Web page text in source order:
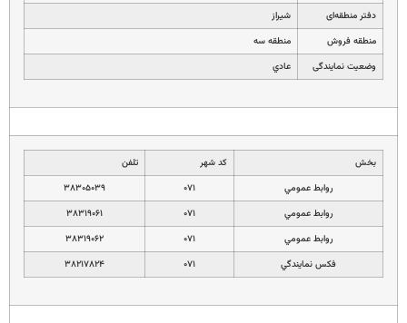
دفتر منطقه‌ای
شيراز
منطقه فروش
منطقه سه
وضعیت نمایندگی
عادي
بخش کد شهر
تلفن
روابط عمومي
۰۷۱
۳۸۳۰۵۰۳۹
روابط عمومي
۰۷۱
۳۸۳۱۹۰۶۱
روابط عمومي
۰۷۱
۳۸۳۱۹۰۶۲
فكس نمايندگي
۰۷۱ ۳۸۲۱۷۸۲۴